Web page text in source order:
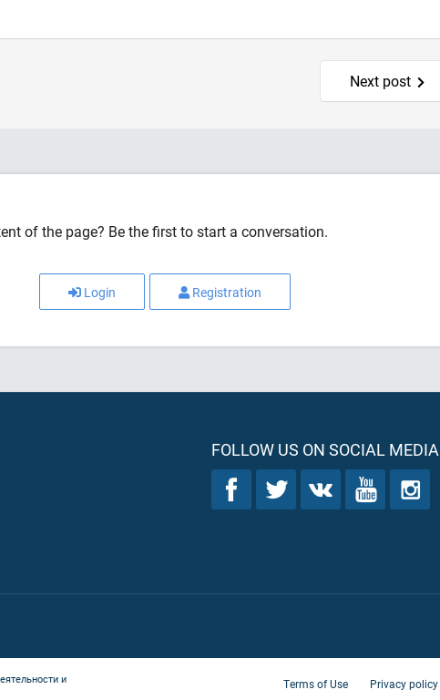
Next post
of the page? Be the first to start a conversation.
Login Registration
FOLLOW US ON SOCIAL MEDIA
и
Terms of Use Privacy policy